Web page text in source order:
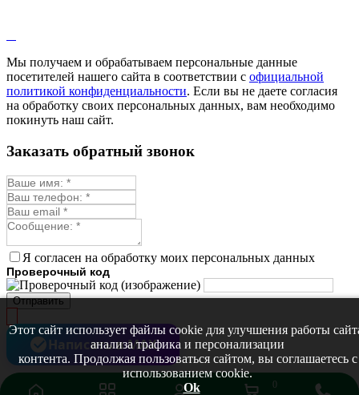
Мы получаем и обрабатываем персональные данные
посетителей нашего сайта в соответствии с официальной
политикой конфиденциальности. Если вы не даете согласия
на обработку своих персональных данных, вам необходимо
покинуть наш сайт.
Этот сайт использует файлы cookie для улучшения работы
анализа трафика и персонализации
контента. Продолжая пользоваться сайтом, вы соглашаетесь с
использованием cookie.
Ok
Заказать обратный звонок
Я согласен на обработку моих персональных данных
Проверочный код
Отправить
0
Написать в MAX